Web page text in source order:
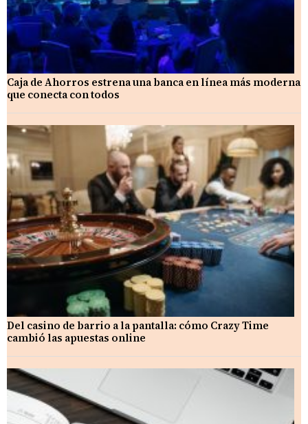
Caja de Ahorros estrena una banca en línea más moderna
que conecta con todos
Del casino de barrio a la pantalla: cómo Crazy Time
cambió las apuestas online